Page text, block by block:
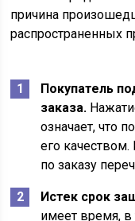
причина
распространенных
Покупатель
заказа.
означает, что
его
по заказу
Истек срок
имеет время, в